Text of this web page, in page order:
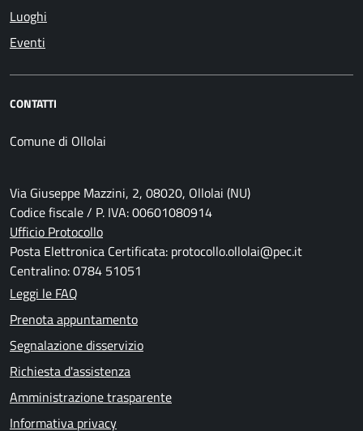
Luoghi
Eventi
CONTATTI
Comune di Ollolai
Via Giuseppe Mazzini, 2, 08020, Ollolai (NU)
Codice fiscale / P. IVA: 00601080914
Ufficio Protocollo
Posta Elettronica Certificata: protocollo.ollolai@pec.it
Centralino: 0784 51051
Leggi le FAQ
Prenota appuntamento
Segnalazione disservizio
Richiesta d'assistenza
Amministrazione trasparente
Informativa privacy